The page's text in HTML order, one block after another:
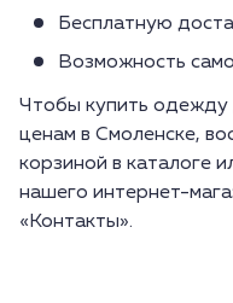
Бесплатную
Возможность
Чтобы купить одежду
ценам в Смоленске,
корзиной в каталоге
нашего интернет-
«Контакты».